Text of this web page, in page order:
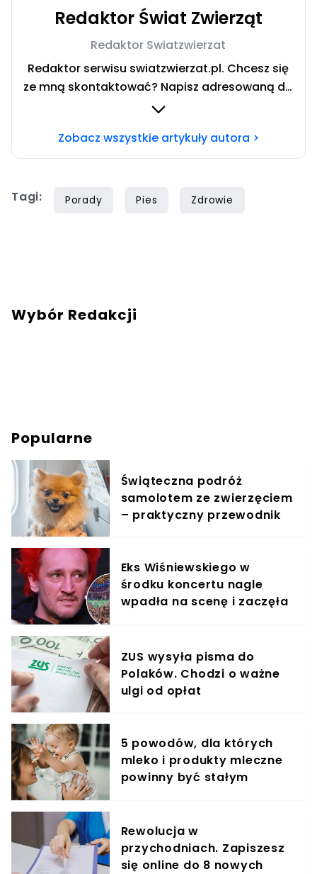
Redaktor Świat Zwierząt
Redaktor Swiatzwierzat
Redaktor serwisu swiatzwierzat.pl. Chcesz się
ze mną skontaktować? Napisz adresowaną do
mnie wiadomość na mail:
Zobacz wszystkie artykuły autora >
Tagi: Porady Pies Zdrowie
Wybór Redakcji
Popularne
Świąteczna podróż
samolotem ze zwierzęciem
– praktyczny przewodnik
Eks Wiśniewskiego w
środku koncertu nagle
wpadła na scenę i zaczęła
ZUS wysyła pisma do
Polaków. Chodzi o ważne
ulgi od opłat
5 powodów, dla których
mleko i produkty mleczne
powinny być stałym
Rewolucja w
przychodniach. Zapiszesz
się online do 8 nowych